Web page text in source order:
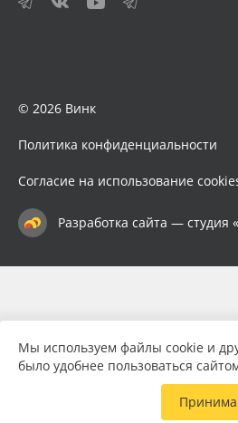
© 2026 Винк
Политика конфиденциальности
Согласие на использование
Разработка сайта — студия
Мы используем файлы cookie и
было удобнее пользоваться